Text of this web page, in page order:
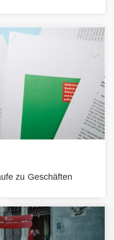
zu Geschäften